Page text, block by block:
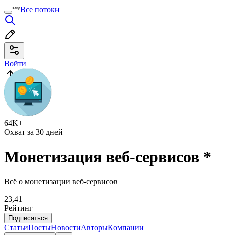
Все потоки
Войти
64K+
Охват за 30 дней
Монетизация веб-сервисов *
Всё о монетизации веб-сервисов
23,41
Рейтинг
Подписаться
СтатьиПостыНовостиАвторыКомпании